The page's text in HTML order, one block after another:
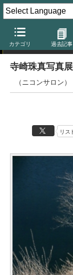
カテゴリ 過去記事
写真展
寺崎珠真写真
（ニコンサロン）
リス